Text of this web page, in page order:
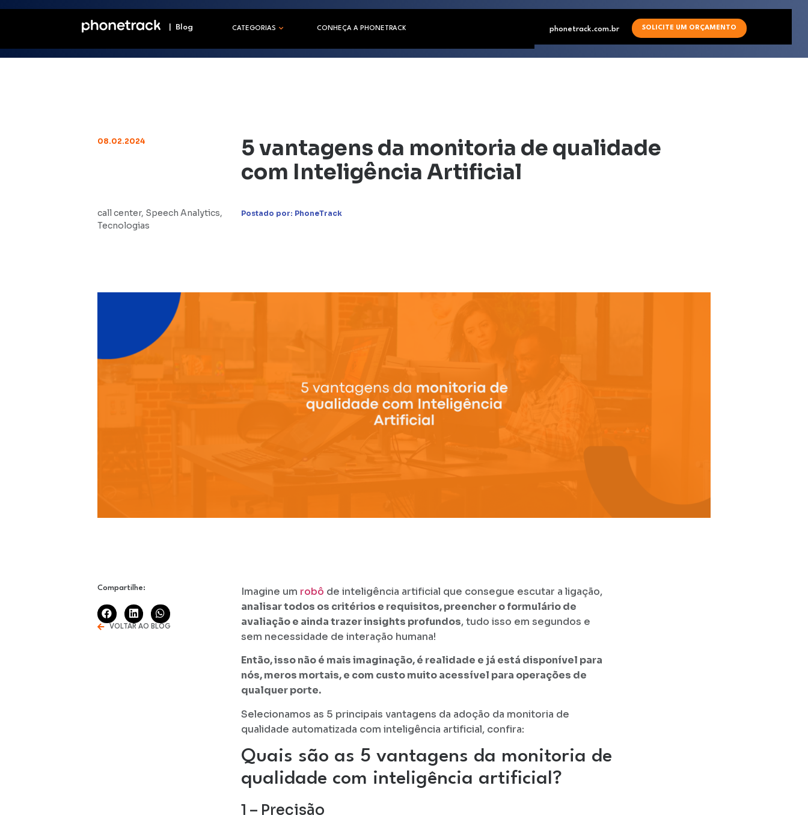
| Blog CATEGORIAS CONHEÇA A PHONETRACK phonetrack.com.br SOLICITE UM ORÇAMENTO
08.02.2024
call center, Speech Analytics,
Tecnologias
5 vantagens da monitoria de qualidade
com Inteligência Artificial
Postado por: PhoneTrack
Compartilhe:
VOLTAR AO BLOG
Imagine um robô de inteligência artificial que consegue escutar a ligação,
analisar todos os critérios e requisitos, preencher o formulário de
avaliação e ainda trazer insights profundos, tudo isso em segundos e
sem necessidade de interação humana!
Então, isso não é mais imaginação, é realidade e já está disponível para
nós, meros mortais, e com custo muito acessível para operações de
qualquer porte.
Selecionamos as 5 principais vantagens da adoção da monitoria de
qualidade automatizada com inteligência artificial, confira:
Quais são as 5 vantagens da monitoria de
qualidade com inteligência artificial?
1 – Precisão